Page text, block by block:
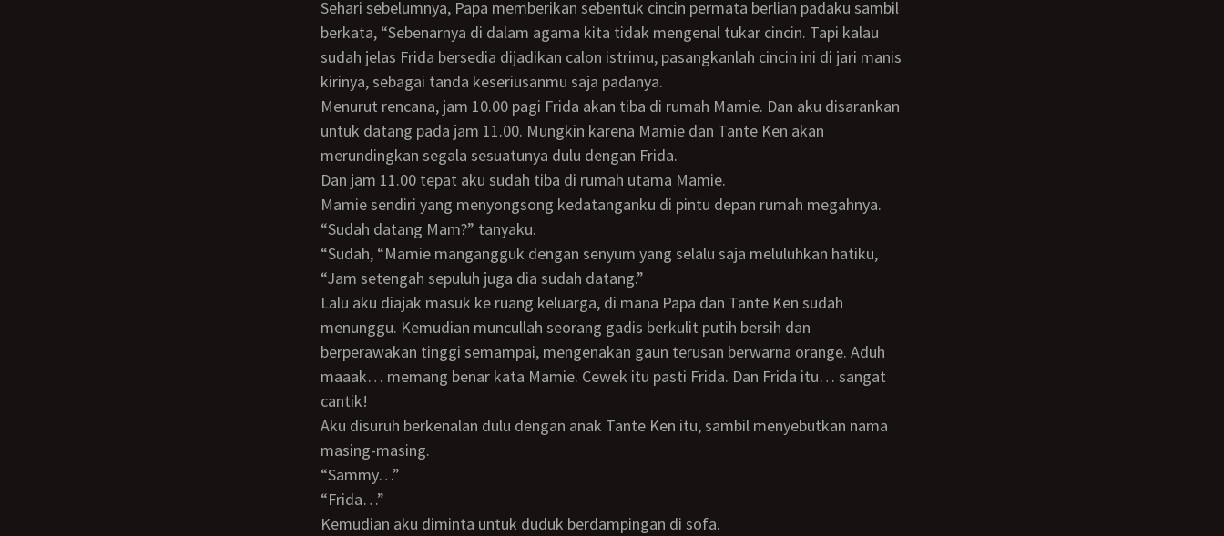
Sehari sebelumnya, Papa memberikan sebentuk cincin permata berlian padaku sambil
berkata, “Sebenarnya di dalam agama kita tidak mengenal tukar cincin. Tapi kalau
sudah jelas Frida bersedia dijadikan calon istrimu, pasangkanlah cincin ini di jari manis
kirinya, sebagai tanda keseriusanmu saja padanya.
Menurut rencana, jam 10.00 pagi Frida akan tiba di rumah Mamie. Dan aku disarankan
untuk datang pada jam 11.00. Mungkin karena Mamie dan Tante Ken akan
merundingkan segala sesuatunya dulu dengan Frida.
Dan jam 11.00 tepat aku sudah tiba di rumah utama Mamie.
Mamie sendiri yang menyongsong kedatanganku di pintu depan rumah megahnya.
“Sudah datang Mam?” tanyaku.
“Sudah, “Mamie mangangguk dengan senyum yang selalu saja meluluhkan hatiku,
“Jam setengah sepuluh juga dia sudah datang.”
Lalu aku diajak masuk ke ruang keluarga, di mana Papa dan Tante Ken sudah
menunggu. Kemudian muncullah seorang gadis berkulit putih bersih dan
berperawakan tinggi semampai, mengenakan gaun terusan berwarna orange. Aduh
maaak… memang benar kata Mamie. Cewek itu pasti Frida. Dan Frida itu… sangat
cantik!
Aku disuruh berkenalan dulu dengan anak Tante Ken itu, sambil menyebutkan nama
masing-masing.
“Sammy…”
“Frida…”
Kemudian aku diminta untuk duduk berdampingan di sofa.